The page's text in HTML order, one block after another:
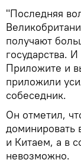
"Последняя
получают
государства.
Приложите и
приложили
собеседник.
Он отметил,
и Китаем, а в
невозможно.